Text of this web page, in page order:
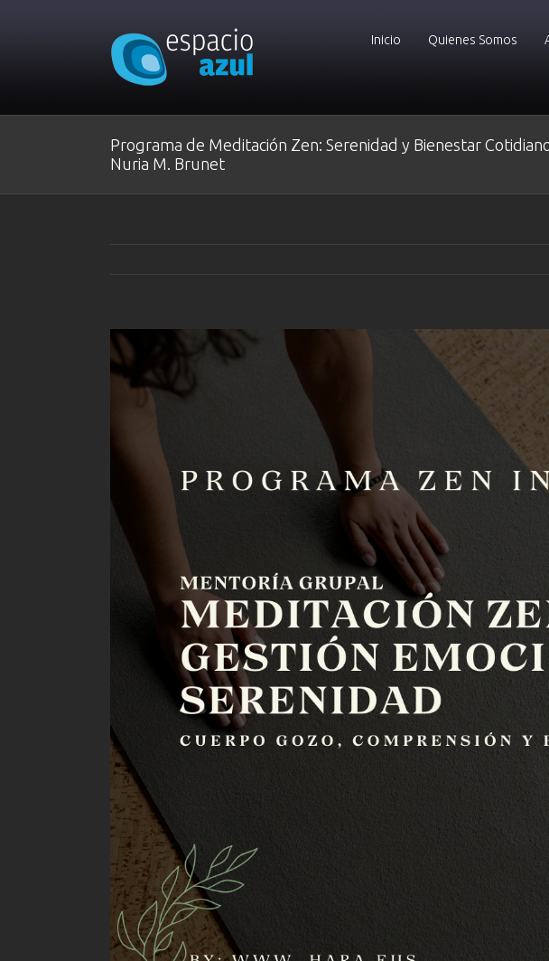
Inicio Quienes Somos
Programa de Meditación Zen: Serenidad y Bienestar
Nuria M. Brunet